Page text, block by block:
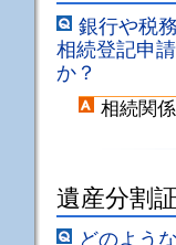
銀行や税
相続登記申
か？
相続関
遺産分割
どのよう